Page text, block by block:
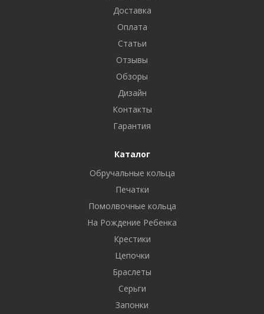
Доставка
Оплата
Статьи
Отзывы
Обзоры
Дизайн
Контакты
Гарантия
Каталог
Обручальные кольца
Печатки
Помолвочные кольца
На Рождение Ребенка
Крестики
Цепочки
Браслеты
Серьги
Запонки